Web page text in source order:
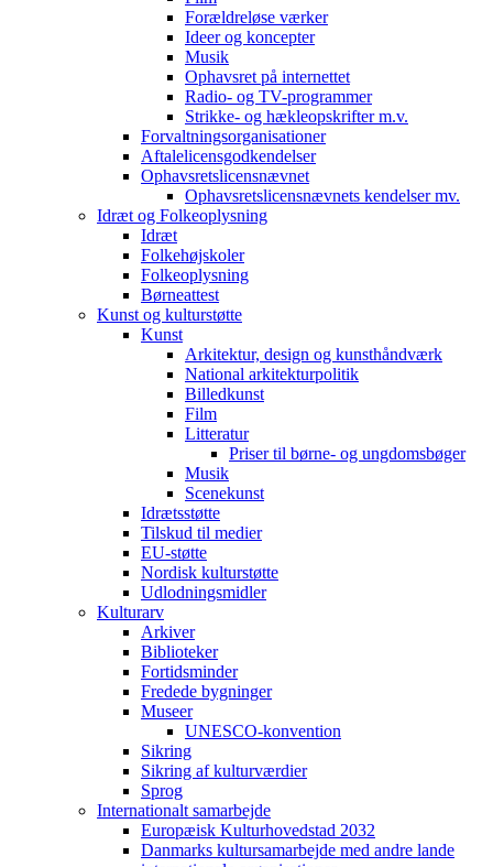
Forældreløse værker
Ideer og koncepter
Musik
Ophavsret på internettet
Radio- og TV-programmer
Strikke- og hækleopskrifter m.v.
Forvaltningsorganisationer
Aftalelicensgodkendelser
Ophavsretslicensnævnet
Ophavsretslicensnævnets kendelser mv.
Idræt og Folkeoplysning
Idræt
Folkehøjskoler
Folkeoplysning
Børneattest
Kunst og kulturstøtte
Kunst
Arkitektur, design og kunsthåndværk
National arkitekturpolitik
Billedkunst
Film
Litteratur
Priser til børne- og ungdomsbøger
Musik
Scenekunst
Idrætsstøtte
Tilskud til medier
EU-støtte
Nordisk kulturstøtte
Udlodningsmidler
Kulturarv
Arkiver
Biblioteker
Fortidsminder
Fredede bygninger
Museer
UNESCO-konvention
Sikring
Sikring af kulturværdier
Sprog
Internationalt samarbejde
Europæisk Kulturhovedstad 2032
Danmarks kultursamarbejde med andre lande